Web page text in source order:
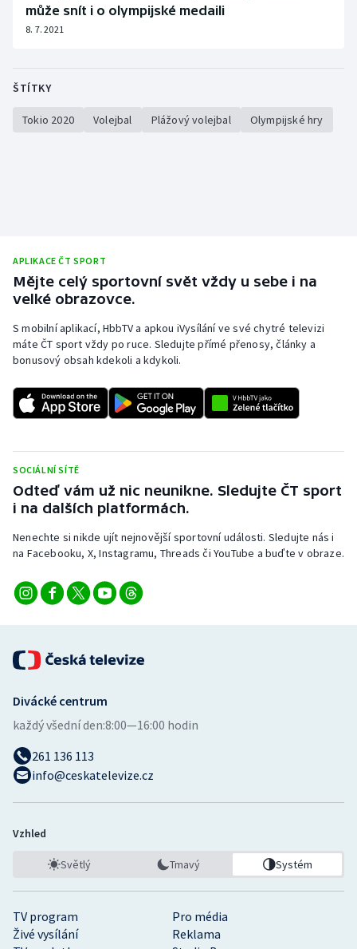
může snít i o olympijské medaili
8. 7. 2021
ŠTÍTKY
Tokio 2020 Volejbal Plážový volejbal Olympijské hry
APLIKACE ČT SPORT
Mějte celý sportovní svět vždy u sebe i na
velké obrazovce.
S mobilní aplikací, HbbTV a apkou iVysílání ve své chytré televizi
máte ČT sport vždy po ruce. Sledujte přímé přenosy, články a
bonusový obsah kdekoli a kdykoli.
SOCIÁLNÍ SÍTĚ
Odteď vám už nic neunikne. Sledujte ČT sport
i na dalších platformách.
Nenechte si nikde ujít nejnovější sportovní události. Sledujte nás i
na Facebooku, X, Instagramu, Threads či YouTube a buďte v obraze.
TV program
Pro média
Živé vysílání
Reklama
Divácké centrum
každý všední den:8:00—16:00 hodin
261 136 113
info@ceskatelevize.cz
Vzhled
Světlý Tmavý Systém